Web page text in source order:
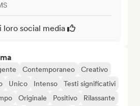
loro social media
Contemporaneo
Creativo
Unico Intenso
Testi significativi
Originale Positivo
Rilassante